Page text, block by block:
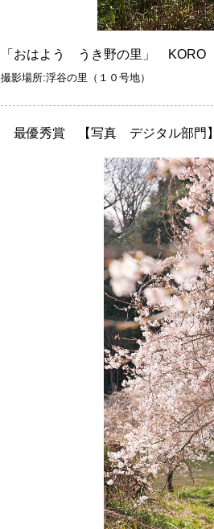
「おはよう うき野の里」 KORO
撮影場所:浮谷の里（１０号地）
最優秀賞 【写真 デジタル部門】